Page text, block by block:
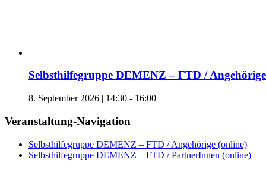
Selbsthilfegruppe DEMENZ – FTD /
8. September 2026 | 14:30 - 16:00
Veranstaltung-Navigation
Selbsthilfegruppe DEMENZ – FTD / Angehörige (online)
Selbsthilfegruppe DEMENZ – FTD / PartnerInnen (online)